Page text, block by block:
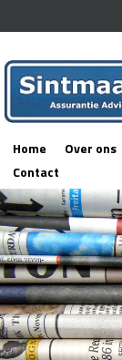
Home Over ons
Contact